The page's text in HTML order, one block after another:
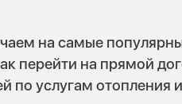
на самые
перейти на прямой
услугам отопления и